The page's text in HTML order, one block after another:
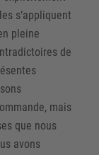
s‘appliquent
pleine
de
mais
que nous
avons